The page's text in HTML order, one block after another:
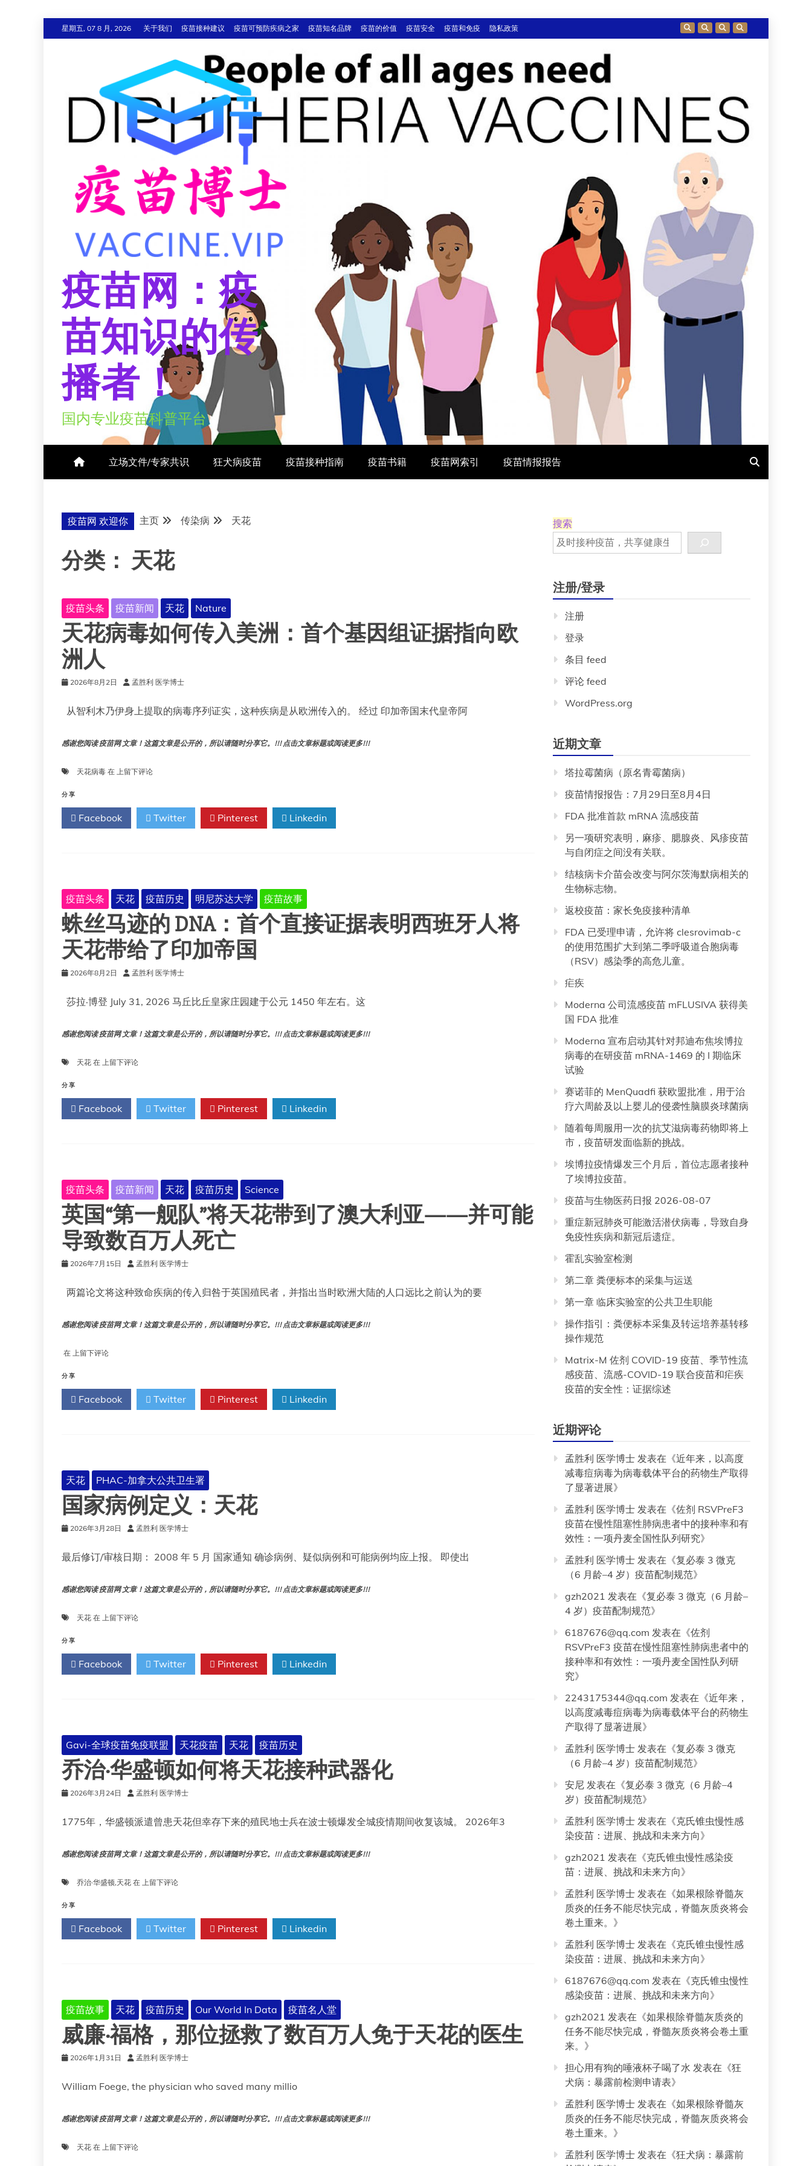
至
星期五, 07 8 月, 2026 关于我们 疫苗接种建议 疫苗可预防疾病之家 疫苗知名品牌 疫苗的价值 疫苗安全 疫苗和免疫 隐私政策
疫苗网：疫
苗知识的传
播者！
国内专业疫苗科普平台
立场文件/专家共识 狂犬病疫苗 疫苗接种指南 疫苗书籍 疫苗网索引 疫苗情报报告
疫苗网 欢迎你 主页 传染病 天花
分类：天花
疫苗头条 疫苗新闻 天花 Nature
天花病毒如何传入美洲：首个基因组证据指向欧
洲人
2026年8月2日 孟胜利 医学博士
从智利木乃伊身上提取的病毒序列证实，这种疾病是从欧洲传入的。 经过 印加帝国末代皇帝阿
感谢您阅读 疫苗网 文章！这篇文章是公开的，所以请随时分享它。!!! 点击文章标题或阅读更多!!!
天花病毒 在 天
毒
如
何
首
个
基
因
组
证
欧
上留下评论
分享
Facebook Twitter Pinterest Linkedin
疫苗头条 天花 疫苗历史 明尼苏达大学 疫苗故事
蛛丝马迹的 DNA：首个直接证据表明西班牙人将
天花带给了印加帝国
2026年8月2日 孟胜利 医学博士
莎拉·博登 July 31, 2026 马丘比丘皇家庄园建于公元 1450 年左右。这
感谢您阅读 疫苗网 文章！这篇文章是公开的，所以请随时分享它。!!! 点击文章标题或阅读更多!!!
天花 在 蛛
迹
的
DNA：
证
据
表
西
班
人
天
给
印
国
上留下评论
分享
Facebook Twitter Pinterest Linkedin
疫苗头条 疫苗新闻 天花 疫苗历史 Science
英国“第一舰队”将天花带到了澳大利亚——并可能
导致数百万人死亡
2026年7月15日 孟胜利 医学博士
两篇论文将这种致命疾病的传入归咎于英国殖民者，并指出当时欧洲大陆的人口远比之前认为的要
感谢您阅读 疫苗网 文章！这篇文章是公开的，所以请随时分享它。!!! 点击文章标题或阅读更多!!!
在 英
“第
一
舰
队”
到
了
澳
大
亚
并
导
数
万
人
死
上留下评论
分享
Facebook Twitter Pinterest Linkedin
天花 PHAC-加拿大公共卫生署
国家病例定义：天花
2026年3月28日 孟胜利 医学博士
最后修订/审核日期： 2008 年 5 月 国家通知 确诊病例、疑似病例和可能病例均应上报。 即使出
感谢您阅读 疫苗网 文章！这篇文章是公开的，所以请随时分享它。!!! 点击文章标题或阅读更多!!!
天花 在 国
例
定
义：
上留下评论
分享
Facebook Twitter Pinterest Linkedin
Gavi-全球疫苗免疫联盟 天花疫苗 天花 疫苗历史
乔治·华盛顿如何将天花接种武器化
2026年3月24日 孟胜利 医学博士
1775年，华盛顿派遣曾患天花但幸存下来的殖民地士兵在波士顿爆发全城疫情期间收复该城。 2026年3
感谢您阅读 疫苗网 文章！这篇文章是公开的，所以请随时分享它。!!! 点击文章标题或阅读更多!!!
乔治·华盛顿,天花 在 乔
华
盛
顿
花
接
种
武
化
上留下评论
分享
Facebook Twitter Pinterest Linkedin
疫苗故事 天花 疫苗历史 Our World In Data 疫苗名人堂
威廉·福格，那位拯救了数百万人免于天花的医生
2026年1月31日 孟胜利 医学博士
William Foege, the physician who saved many millio
感谢您阅读 疫苗网 文章！这篇文章是公开的，所以请随时分享它。!!! 点击文章标题或阅读更多!!!
天花 在 威
上留下评论
搜索
注册/登录
注册
登录
条目 feed
评论 feed
WordPress.org
近期文章
塔拉霉菌病（原名青霉菌病）
疫苗情报报告：7月29日至8月4日
FDA 批准首款 mRNA 流感疫苗
另一项研究表明，麻疹、腮腺炎、风疹疫苗
与自闭症之间没有关联。
结核病卡介苗会改变与阿尔茨海默病相关的
生物标志物。
返校疫苗：家长免疫接种清单
FDA 已受理申请，允许将 clesrovimab-c
的使用范围扩大到第二季呼吸道合胞病毒
（RSV）感染季的高危儿童。
疟疾
Moderna 公司流感疫苗 mFLUSIVA 获得美
国 FDA 批准
Moderna 宣布启动其针对邦迪布焦埃博拉
病毒的在研疫苗 mRNA-1469 的 I 期临床
试验
赛诺菲的 MenQuadfi 获欧盟批准，用于治
疗六周龄及以上婴儿的侵袭性脑膜炎球菌病
随着每周服用一次的抗艾滋病毒药物即将上
市，疫苗研发面临新的挑战。
埃博拉疫情爆发三个月后，首位志愿者接种
了埃博拉疫苗。
疫苗与生物医药日报 2026-08-07
重症新冠肺炎可能激活潜伏病毒，导致自身
免疫性疾病和新冠后遗症。
霍乱实验室检测
第二章 粪便标本的采集与运送
第一章 临床实验室的公共卫生职能
操作指引：粪便标本采集及转运培养基转移
操作规范
Matrix-M 佐剂 COVID-19 疫苗、季节性流
感疫苗、流感-COVID-19 联合疫苗和疟疾
疫苗的安全性：证据综述
近期评论
孟胜利 医学博士 发表在《近年来，以高度
减毒痘病毒为病毒载体平台的药物生产取得
了显著进展》
孟胜利 医学博士 发表在《佐剂 RSVPreF3
疫苗在慢性阻塞性肺病患者中的接种率和有
效性：一项丹麦全国性队列研究》
孟胜利 医学博士 发表在《复必泰 3 微克
（6 月龄–4 岁）疫苗配制规范》
gzh2021 发表在《复必泰 3 微克（6 月龄–
4 岁）疫苗配制规范》
6187676@qq.com 发表在《佐剂
RSVPreF3 疫苗在慢性阻塞性肺病患者中的
接种率和有效性：一项丹麦全国性队列研
究》
2243175344@qq.com 发表在《近年来，
以高度减毒痘病毒为病毒载体平台的药物生
产取得了显著进展》
孟胜利 医学博士 发表在《复必泰 3 微克
（6 月龄–4 岁）疫苗配制规范》
安尼 发表在《复必泰 3 微克（6 月龄–4
岁）疫苗配制规范》
孟胜利 医学博士 发表在《克氏锥虫慢性感
染疫苗：进展、挑战和未来方向》
gzh2021 发表在《克氏锥虫慢性感染疫
苗：进展、挑战和未来方向》
孟胜利 医学博士 发表在《如果根除脊髓灰
质炎的任务不能尽快完成，脊髓灰质炎将会
卷土重来。 》
孟胜利 医学博士 发表在《克氏锥虫慢性感
染疫苗：进展、挑战和未来方向》
6187676@qq.com 发表在《克氏锥虫慢性
感染疫苗：进展、挑战和未来方向》
gzh2021 发表在《如果根除脊髓灰质炎的
任务不能尽快完成，脊髓灰质炎将会卷土重
来。 》
担心用有狗的唾液杯子喝了水 发表在《狂
犬病：暴露前检测申请表》
孟胜利 医学博士 发表在《如果根除脊髓灰
质炎的任务不能尽快完成，脊髓灰质炎将会
卷土重来。 》
孟胜利 医学博士 发表在《狂犬病：暴露前